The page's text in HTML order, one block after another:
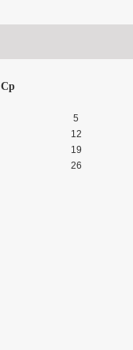
Ср
5
12
19
26